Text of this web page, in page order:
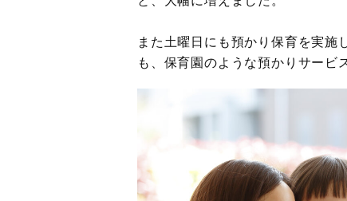
また土曜日にも預かり保育を実
も、保育園のような預かりサービ